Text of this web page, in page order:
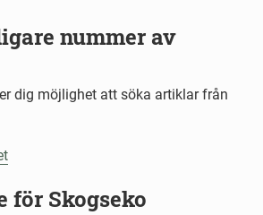
nummer av
dig möjlighet att söka artiklar från
för Skogseko